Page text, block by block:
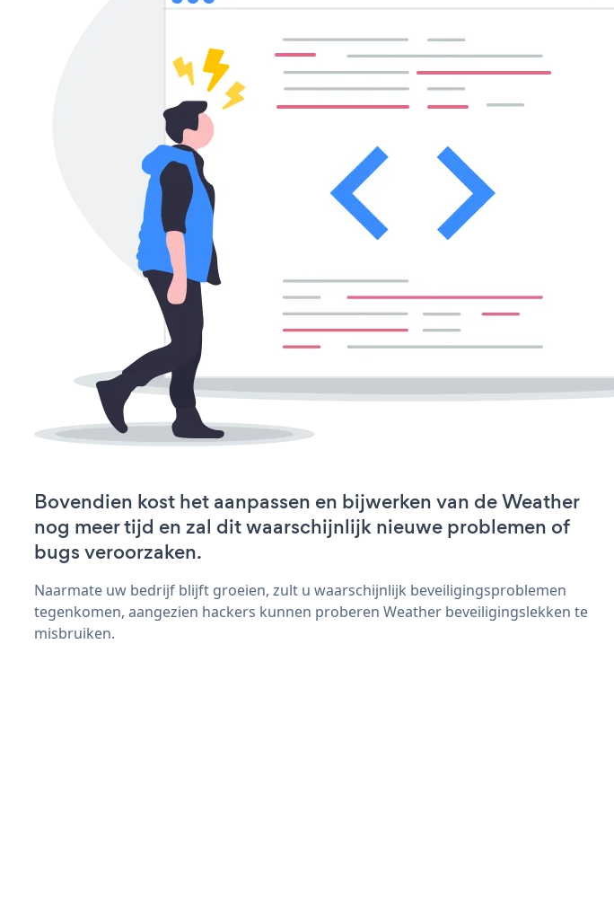
Bovendien kost het aanpassen en bijwerken van de Weather
nog meer tijd en zal dit waarschijnlijk nieuwe problemen of
bugs veroorzaken.
Naarmate uw bedrijf blijft groeien, zult u waarschijnlijk beveiligingsproblemen
tegenkomen, aangezien hackers kunnen proberen Weather beveiligingslekken te
misbruiken.